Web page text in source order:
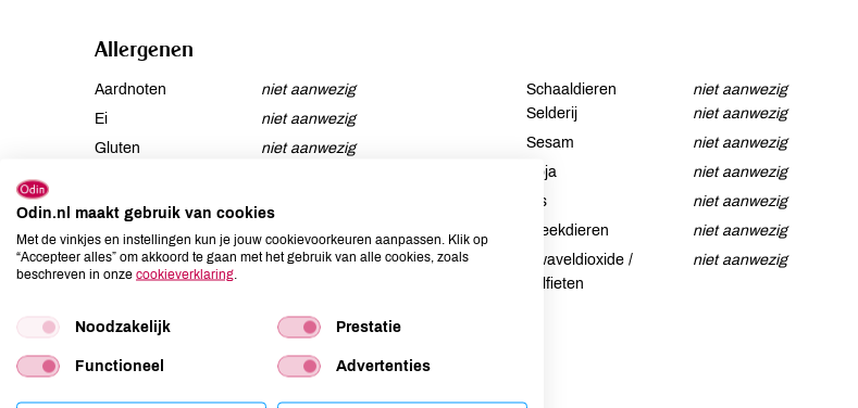
Allergenen
Aardnoten
niet aanwezig
Ei
niet aanwezig
Gluten
niet aanwezig
Lupine
niet aanwezig
Mosterd
niet aanwezig
Noten
niet aanwezig
Schaaldieren
niet aanwezig
Selderij
niet aanwezig
Sesam
niet aanwezig
Soja
niet aanwezig
Vis
niet aanwezig
Weekdieren
niet aanwezig
Zwaveldioxide /
sulfieten
niet aanwezig
Anderen kochten ook
Odin.nl maakt gebruik van cookies
Met de vinkjes en instellingen kun je jouw cookievoorkeuren aanpassen. Klik op
“Accepteer alles” om akkoord te gaan met het gebruik van alle cookies, zoals
beschreven in onze cookieverklaring
Noodzakelijk Prestatie
Functioneel Advertenties